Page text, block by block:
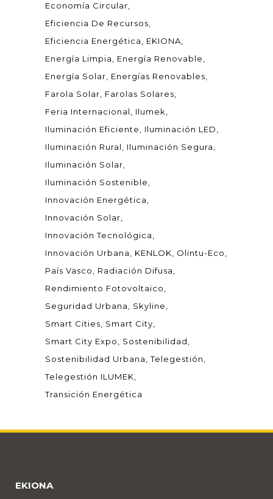
Economía Circular
Eficiencia De Recursos
Eficiencia Energética
EKIONA
Energía Limpia
Energía Renovable
Energía Solar
Energías Renovables
Farola Solar
Farolas Solares
Feria Internacional
Ilumek
Iluminación Eficiente
Iluminación LED
Iluminación Rural
Iluminación Segura
Iluminación Solar
Iluminación Sostenible
Innovación Energética
Innovación Solar
Innovación Tecnológica
Innovación Urbana
KENLOK
Olintu-Eco
País Vasco
Radiación Difusa
Rendimiento Fotovoltaico
Seguridad Urbana
Skyline
Smart Cities
Smart City
Smart City Expo
Sostenibilidad
Sostenibilidad Urbana
Telegestión
Telegestión ILUMEK
Transición Energética
EKIONA